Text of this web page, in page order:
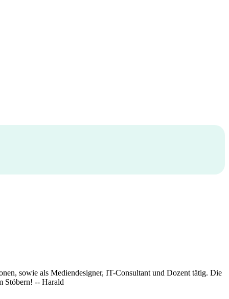
sowie als Mediendesigner, IT-Consultant und Dozent tätig. Die
Stöbern! -- Harald